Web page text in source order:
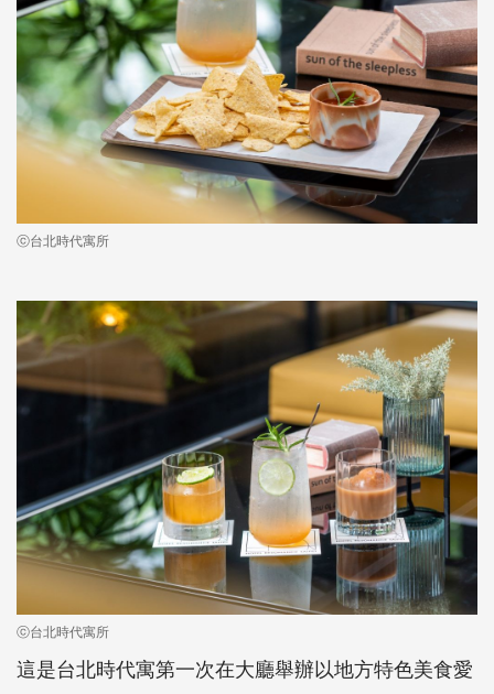
ⓒ台北時代寓所
ⓒ台北時代寓所
這是台北時代寓第一次在大廳舉辦以地方特色美食愛